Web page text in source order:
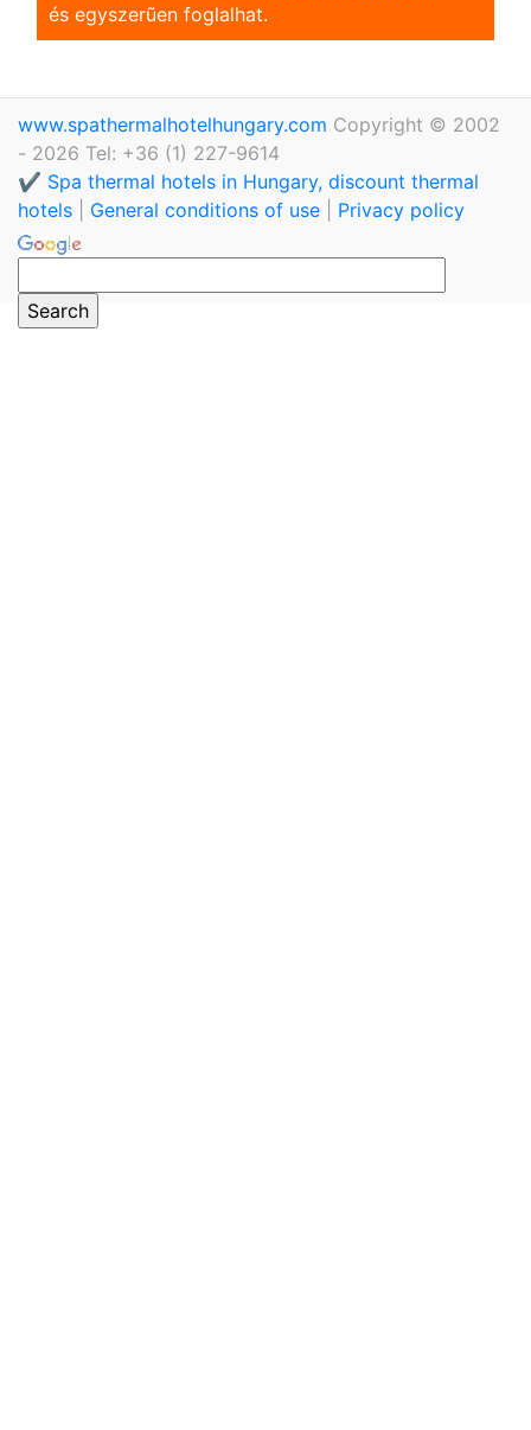
és egyszerũen foglalhat.
www.spathermalhotelhungary.com Copyright © 2002
- 2026 Tel: +36 (1) 227-9614
✔️ Spa thermal hotels in Hungary, discount thermal
hotels
General conditions of use Privacy policy